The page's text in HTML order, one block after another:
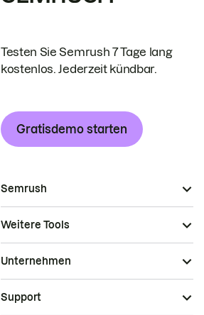
Testen Sie Semrush 7 Tage lang
kostenlos. Jederzeit kündbar.
Gratisdemo starten
Semrush
Weitere Tools
Unternehmen
Support